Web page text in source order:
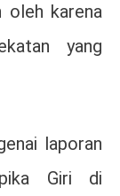
oleh karena
yang
laporan
Giri di